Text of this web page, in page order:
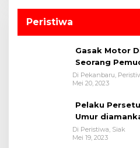
Peristiwa
Gasak Motor
Seorang
Bukit Raya
Di Pekanbaru,
Mei 20, 2023
Pelaku
Umur
Polsek
Di Peristiwa, Siak
Mei 19, 2023